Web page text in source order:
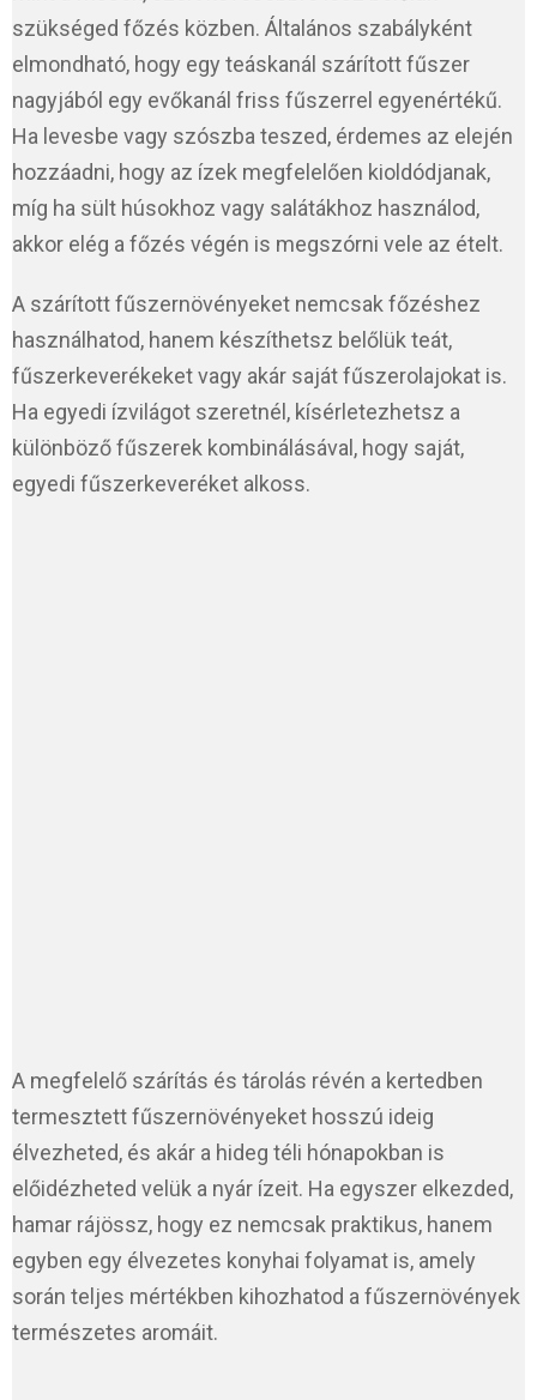
szükséged főzés közben. Általános szabályként
elmondható, hogy egy teáskanál szárított fűszer
nagyjából egy evőkanál friss fűszerrel egyenértékű.
Ha levesbe vagy szószba teszed, érdemes az elején
hozzáadni, hogy az ízek megfelelően kioldódjanak,
míg ha sült húsokhoz vagy salátákhoz használod,
akkor elég a főzés végén is megszórni vele az ételt.
A szárított fűszernövényeket nemcsak főzéshez
használhatod, hanem készíthetsz belőlük teát,
fűszerkeverékeket vagy akár saját fűszerolajokat is.
Ha egyedi ízvilágot szeretnél, kísérletezhetsz a
különböző fűszerek kombinálásával, hogy saját,
egyedi fűszerkeveréket alkoss.
A megfelelő szárítás és tárolás révén a kertedben
termesztett fűszernövényeket hosszú ideig
élvezheted, és akár a hideg téli hónapokban is
előidézheted velük a nyár ízeit. Ha egyszer elkezded,
hamar rájössz, hogy ez nemcsak praktikus, hanem
egyben egy élvezetes konyhai folyamat is, amely
során teljes mértékben kihozhatod a fűszernövények
természetes aromáit.